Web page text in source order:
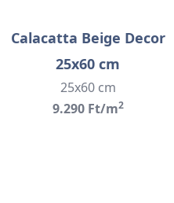
Calacatta Beige Decor
25x60 cm
25x60 cm
9.290 Ft/m2